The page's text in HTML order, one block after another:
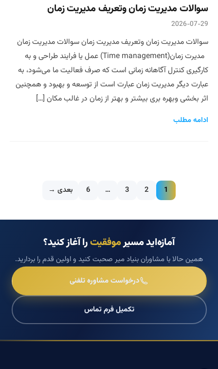
سوالات مدیریت زمان وتعریف مدیریت زمان
2026-07-29
سوالات مدیریت زمان وتعریف مدیریت زمان سوالات مدیریت زمان
مدیرت زمان(Time management) عمل یا فرایند طراحی و به
کارگیری کنترل آگاهانه زمانی است که صرف فعالیت ما می‌شود، به
عبارت دیگر مدیریت زمان عبارت است از توسعه و بهبود و همچنین
اثر بخشی وبهره بری بیشتر و بهتر از زمان در غالب مکان […]
ادامه مطلب
1
2
3
…
6 بعدی →
آمازه‌اید مسیرموفقیترا آغاز کنید؟
همین حالا با مشاوران بنیاد میر صحبت کنید و اولین قدم را بردارید.
درخواست مشاوره تلفنی
تکمیل فرم تماس